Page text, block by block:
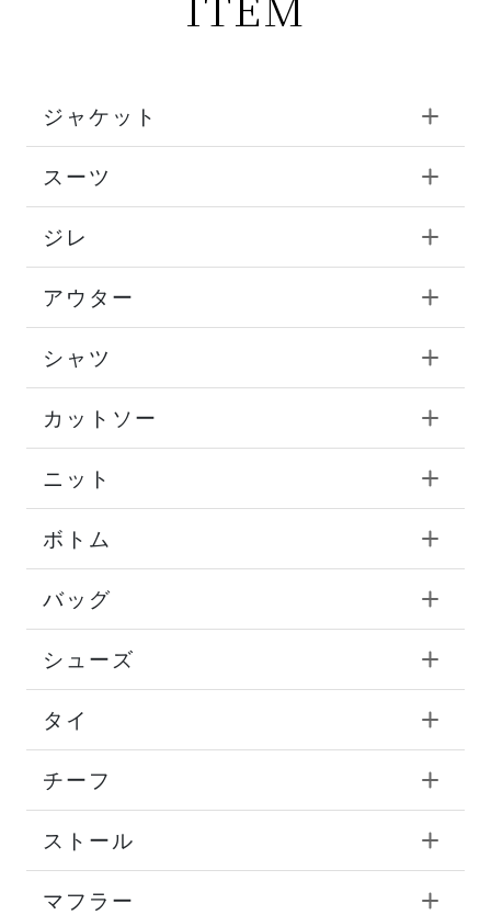
ジャケット
スーツ
ジレ
アウター
シャツ
カットソー
ニット
ボトム
バッグ
シューズ
タイ
チーフ
ストール
マフラー